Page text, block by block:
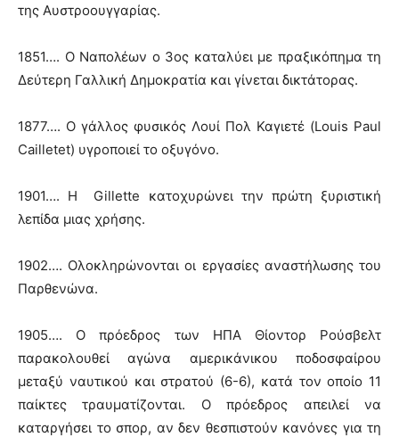
της Αυστροουγγαρίας.
1851…. Ο Ναπολέων ο 3ος καταλύει με πραξικόπημα τη
Δεύτερη Γαλλική Δημοκρατία και γίνεται δικτάτορας.
1877…. O γάλλος φυσικός Λουί Πολ Καγιετέ (Louis Paul
Cailletet) υγροποιεί το οξυγόνο.
1901…. Η Gillette κατοχυρώνει την πρώτη ξυριστική
λεπίδα μιας χρήσης.
1902…. Ολοκληρώνονται οι εργασίες αναστήλωσης του
Παρθενώνα.
1905…. Ο πρόεδρος των ΗΠΑ Θίοντορ Ρούσβελτ
παρακολουθεί αγώνα αμερικάνικου ποδοσφαίρου
μεταξύ ναυτικού και στρατού (6-6), κατά τον οποίο 11
παίκτες τραυματίζονται. Ο πρόεδρος απειλεί να
καταργήσει το σπορ, αν δεν θεσπιστούν κανόνες για τη